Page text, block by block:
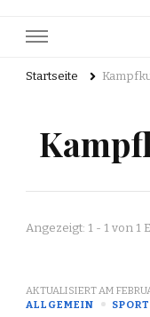
Startseite
Angezeigt: 1 - 1 von 1
AKTUALISIERT AM
ALLGEMEIN
SPORT